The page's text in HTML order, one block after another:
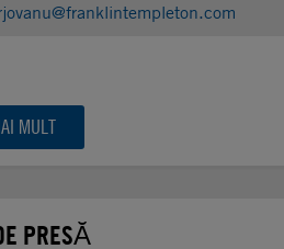
MULT
PRESĂ